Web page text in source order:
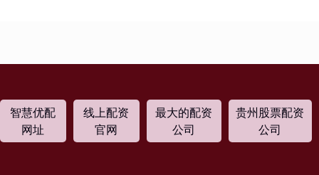
智慧优配
网址
线上配资
官网
最大的配资
公司
贵州股票配资
公司